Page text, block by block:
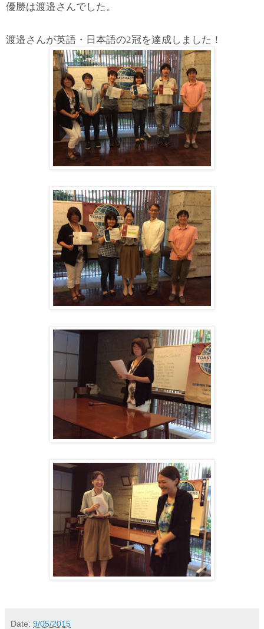
優勝は渡邉さんでした。
渡邉さんが英語・日本語の2冠を達成しました！
Date: 9/05/2015